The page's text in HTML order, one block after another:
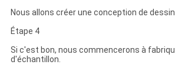
Nous allons créer une conception de dessin
Étape 4
Si c'est bon, nous commencerons à
d'échantillon.